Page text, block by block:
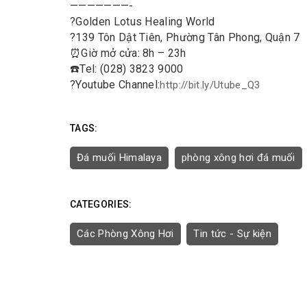
———————-
?Golden Lotus Healing World
?139 Tôn Dật Tiên, Phường Tân Phong, Quận 7
⏰Giờ mở cửa: 8h – 23h
☎️Tel: (028) 3823 9000
?Youtube Channel:http://bit.ly/Utube_Q3
TAGS:
Đá muối Himalaya phòng xông hơi đá muối
CATEGORIES:
Các Phòng Xông Hơi Tin tức - Sự kiện